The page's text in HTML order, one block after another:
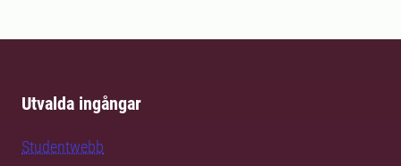
Utvalda ingångar
Studentwebb